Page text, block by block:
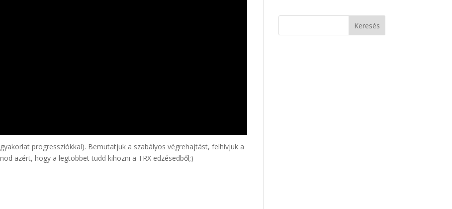
progressziókkal). Bemutatjuk a szabályos végrehajtást, felhívjuk a
azért, hogy a legtöbbet tudd kihozni a TRX edzésedből;)